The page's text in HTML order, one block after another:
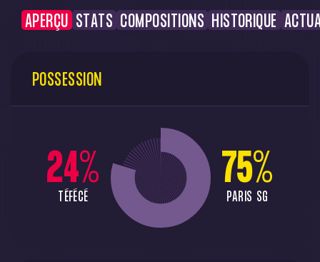
APERÇU STATS COMPOSITIONS HISTORIQUE
POSSESSION
24%
TÉFÉCÉ
75%
PARIS SG